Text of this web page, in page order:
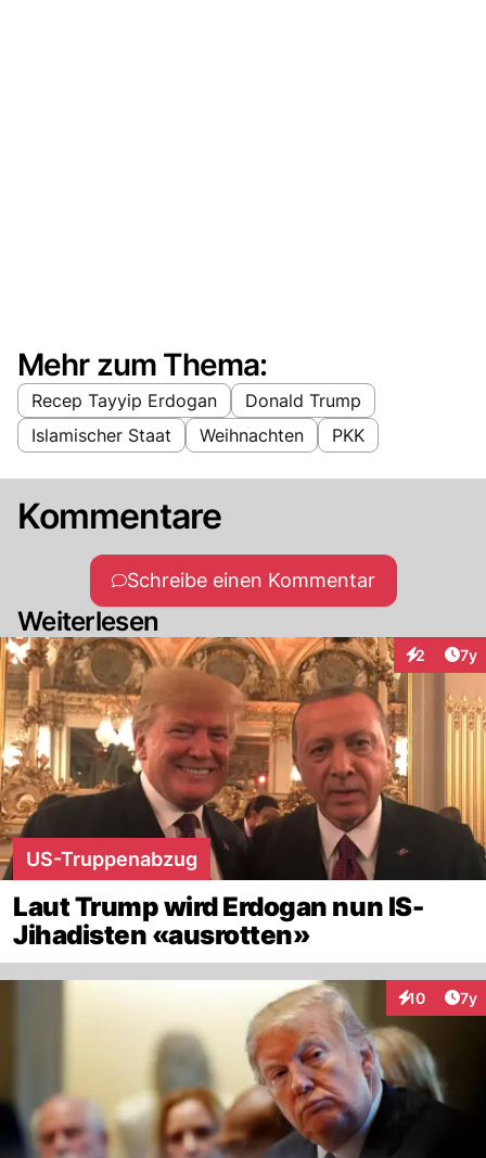
Mehr zum Thema:
Recep Tayyip Erdogan
Donald Trump
Islamischer Staat
Weihnachten PKK
Kommentare
Schreibe einen Kommentar
Weiterlesen
2 7y
US-Truppenabzug
Laut Trump wird Erdogan nun IS-
Jihadisten «ausrotten»
10 7y